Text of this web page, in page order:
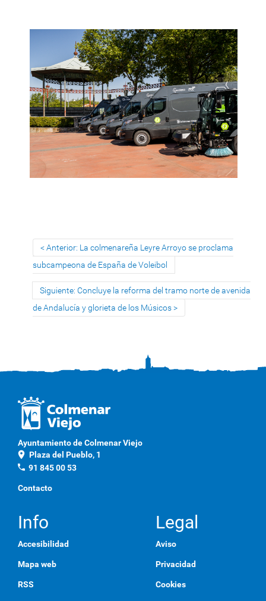
Anterior: La colmenareña Leyre Arroyo se proclama
subcampeona de España de Voleibol
Siguiente: Concluye la reforma del tramo norte de avenida
de Andalucía y glorieta de los Músicos
Ayuntamiento de Colmenar Viejo
location_on Plaza del Pueblo, 1
phone 91 845 00 53
Contacto
Info
Accesibilidad
Mapa web
RSS
Legal
Aviso
Privacidad
Cookies